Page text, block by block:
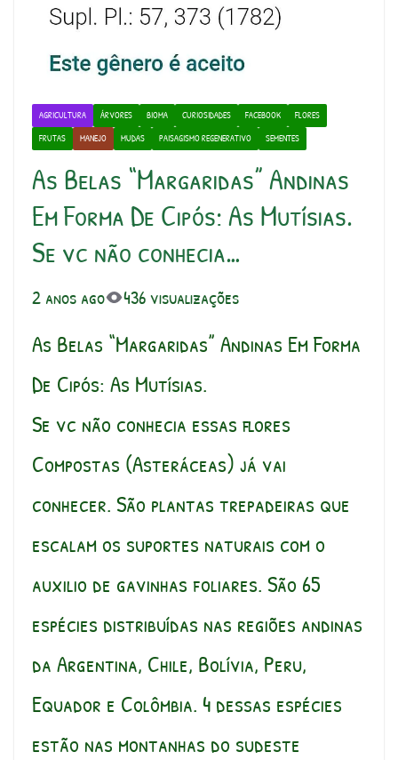
AGRICULTURA ÁRVORES BIOMA CURIOSIDADES FACEBOOK
FLORES
FRUTAS
MANEJO MUDAS PAISAGISMO REGENERATIVO SEMENTES
As Belas “Margaridas” Andinas
Em Forma De Cipós: As Mutísias.
Se vc não conhecia…
2 anos ago 436 visualizações
As Belas “Margaridas” Andinas Em Forma
De Cipós: As Mutísias.
Se vc não conhecia essas flores
Compostas (Asteráceas) já vai
conhecer. São plantas trepadeiras que
escalam os suportes naturais com o
auxilio de gavinhas foliares. São 65
espécies distribuídas nas regiões andinas
da Argentina, Chile, Bolívia, Peru,
Equador e Colômbia. 4 dessas espécies
estão nas montanhas do sudeste